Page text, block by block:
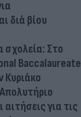
διά βίου
σχολεία: Στο
Baccalaureate
Κυριάκο
για τις